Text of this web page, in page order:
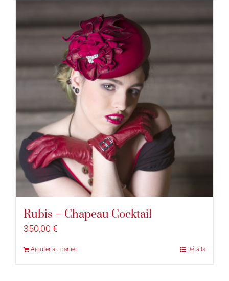
Rubis – Chapeau Cocktail
350,00 €
Ajouter au panier Détails